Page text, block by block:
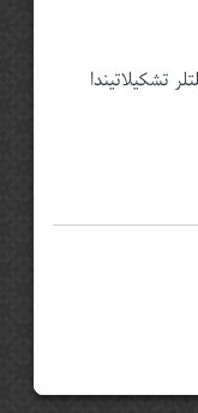
تشکیلاتیندا